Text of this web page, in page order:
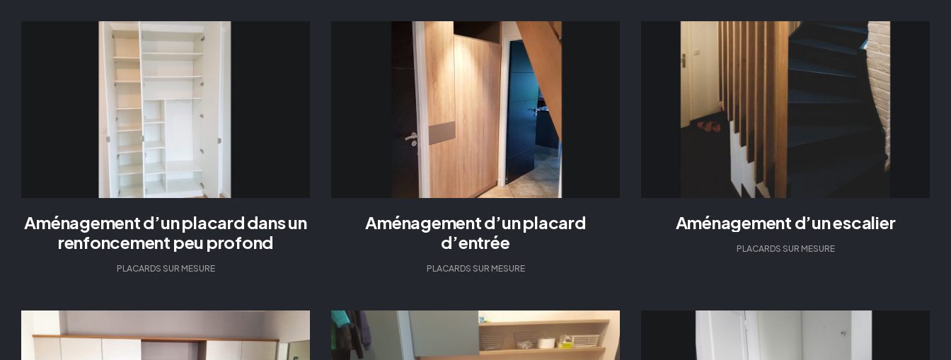
Aménagement d’un placard dans un
renfoncement peu profond
PLACARDS SUR MESURE
Aménagement d’un placard
d’entrée
PLACARDS SUR MESURE
Aménagement d’un escalier
PLACARDS SUR MESURE